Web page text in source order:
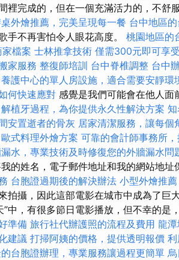
裡完成的，但在一個充滿活力的，不舒
外燴推薦，完美呈現每一餐 台中地區
手不再害怕令人眼花高度。 桃園地區的
檔案 士林推拿技術 僅需300元即可享
家服務 整復師培訓 台中脊椎調整 台中
養護中心的單人房設施，適合需要安靜環
何快速應對 感覺是我們可能會在他人面
植牙過程，為你提供永久性解決方案
安置逝者的骨灰 居家清潔服務，讓每個
歐式料理外燴方案 可靠的會計師事務所
水，專業技術及時修復您的外牆漏水問
的姓名，電子郵件地址和我的網站地址
台胞證過期後的解決辦法 小型外燴推
拍攝，因此這部電影在城市中成為了巨
”中，有很多節日電影播放，但不幸的是
準備 旅行社代辦護照的流程及費用 龍
建議 打掃阿姨的價格，提供透明報價
台胞證辦理，專業服務讓過程更簡單